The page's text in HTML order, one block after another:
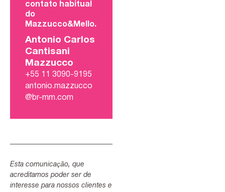
contato habitual
do
Mazzucco&Mello.
Antonio Carlos
Cantisani
Mazzucco
+55 11 3090-9195
antonio.mazzucco
@br-mm.com
Esta comunicação, que
acreditamos poder ser de
interesse para nossos clientes e